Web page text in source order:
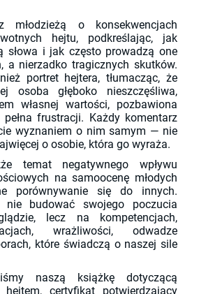
młodzieżą o konsekwencjach
hejtu, podkreślając, jak
słowa i jak często prowadzą one
a nierzadko tragicznych skutków.
portret hejtera, tłumacząc, że
osoba głęboko nieszczęśliwa,
własnej wartości, pozbawiona
frustracji. Każdy komentarz
wyznaniem o nim samym — nie
o osobie, która go wyraża.
temat negatywnego wpływu
na samoocenę młodych
porównywanie się do innych.
nie budować swojego poczucia
lecz na kompetencjach,
wrażliwości, odwadze
które świadczą o naszej sile
naszą książkę dotyczącą
certyfikat potwierdzający